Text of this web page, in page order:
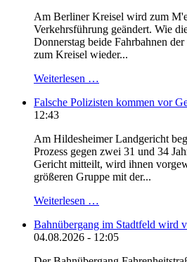
Am Berliner Kreisel wird zum
Verkehrsführung geändert. Wie
Donnerstag beide Fahrbahnen
zum Kreisel wieder...
Weiterlesen …
Falsche Polizisten kommen vor
12:43
Am Hildesheimer Landgericht
Prozess gegen zwei 31 und 34
Gericht mitteilt, wird ihnen
größeren Gruppe mit der...
Weiterlesen …
Bahnübergang im Stadtfeld wird
04.08.2026 - 12:05